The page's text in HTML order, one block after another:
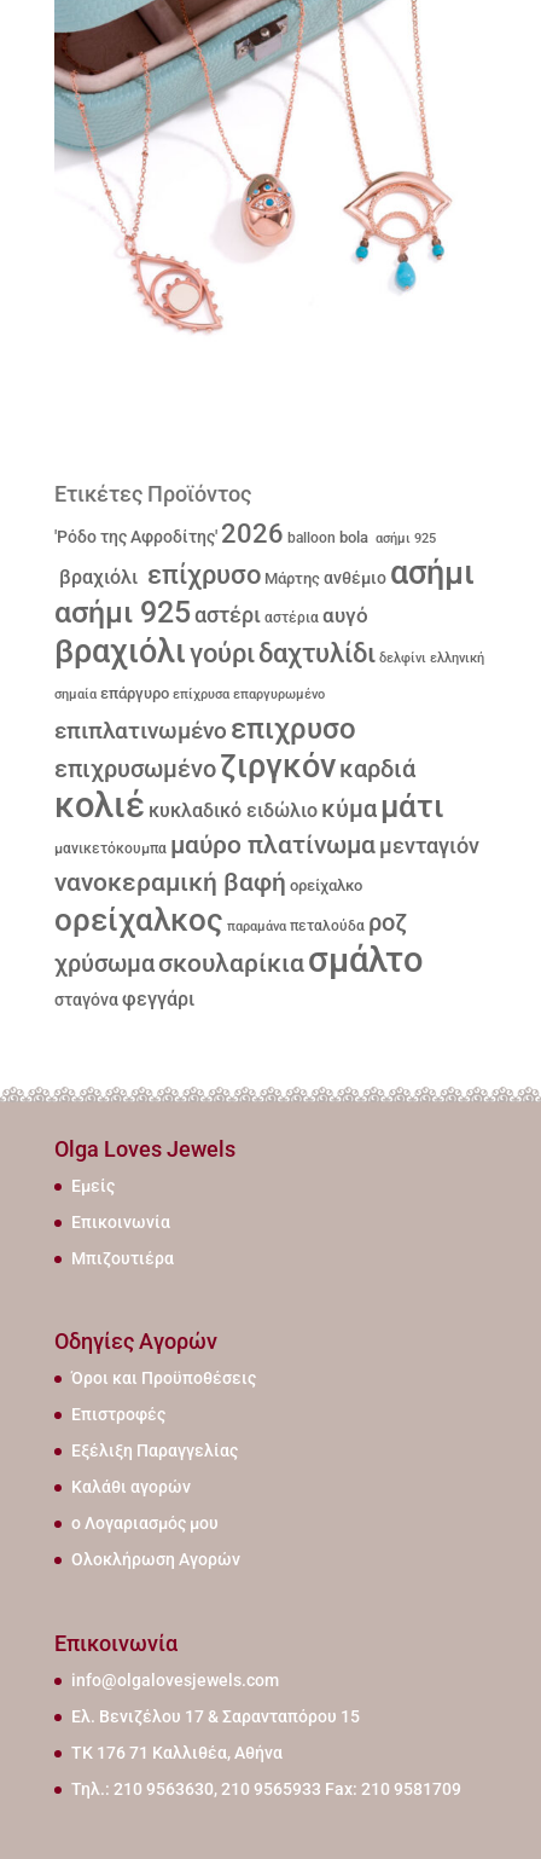
Ετικέτες Προϊόντος
'Ρόδο της Αφροδίτης' 2026 balloon bola ασήμι 925
βραχιόλι επίχρυσο Μάρτης ανθέμιο ασήμι
ασήμι 925αστέρι αστέρια αυγό
βραχιόλιγούριδαχτυλίδι δελφίνι ελληνική
σημαία επάργυρο επίχρυσα επαργυρωμένο
επιπλατινωμένο επιχρυσο
επιχρυσωμένοζιργκόνκαρδιά
κολιέ κυκλαδικό ειδώλιο κύμα μάτι
μανικετόκουμπα μαύρο πλατίνωμα μενταγιόν
νανοκεραμική βαφή ορείχαλκο
ορείχαλκος παραμάνα πεταλούδα ροζ
χρύσωμασκουλαρίκιασμάλτο
σταγόνα φεγγάρι
Olga Loves Jewels
Εμείς
Επικοινωνία
Μπιζουτιέρα
Οδηγίες Αγορών
Όροι και Προϋποθέσεις
Επιστροφές
Εξέλιξη Παραγγελίας
Καλάθι αγορών
ο Λογαριασμός μου
Ολοκλήρωση Αγορών
Επικοινωνία
info@olgalovesjewels.com
Ελ. Βενιζέλου 17 & Σαρανταπόρου 15
ΤΚ 176 71 Καλλιθέα, Αθήνα
Τηλ.: 210 9563630, 210 9565933 Fax: 210 9581709